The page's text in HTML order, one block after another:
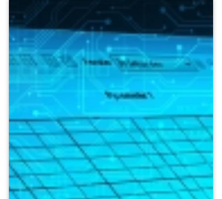
Verktyg